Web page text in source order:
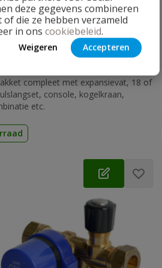
deze gegevens combineren
die ze hebben verzameld
in ons cookiebeleid.
Weigeren Accepteren
compleet met expansievat, 18 of
console, kogelkraan,
etc.